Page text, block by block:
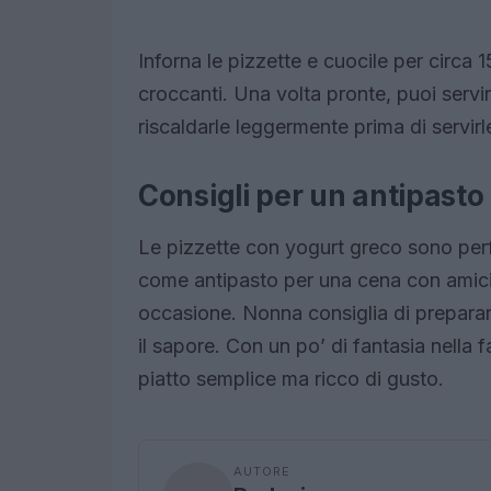
Inforna le pizzette e cuocile per circa
croccanti. Una volta pronte, puoi
riscaldarle leggermente prima di
Consigli per un
Le pizzette con yogurt greco sono
come antipasto per una cena con
occasione. Nonna consiglia di
il sapore. Con un po’ di fantasia nella
piatto semplice ma ricco di gusto.
AUTORE